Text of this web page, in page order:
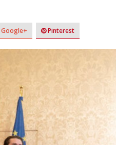
Google+ Pinterest